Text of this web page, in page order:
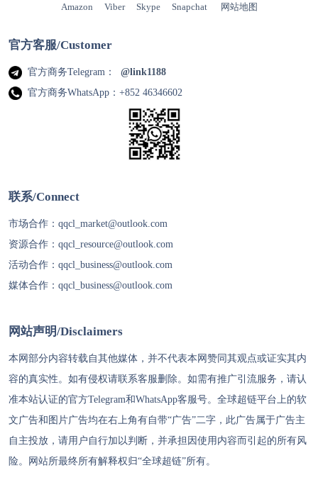
Amazon
Viber Skype Snapchat 网站地图
官方客服/Customer
官方商务Telegram：
@link1188
官方商务WhatsApp：+852 46346602
联系/Connect
市场合作： qqcl_market@outlook.com
资源合作： qqcl_resource@outlook.com
活动合作： qqcl_business@outlook.com
媒体合作： qqcl_business@outlook.com
网站声明/Disclaimers
本网部分内容转载自其他媒体，并不代表本网赞同其观点或证实其内
容的真实性。如有侵权请联系客服删除。如需有推广引流服务，请认
准本站认证的官方Telegram和WhatsApp客服号。 全球超链平台上的软
文广告和图片广告均在右上角有自带“广告”二字，此广告属于广告主
自主投放，请用户自行加以判断，并承担因使用内容而引起的所有风
险。网站所最终所有解释权归“全球超链”所有。